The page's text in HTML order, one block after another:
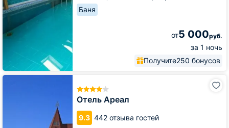
Баня
от5 000руб.
за 1 ночь
Получите250 бонусов
Отель Ареал
9.3 442 отзыва гостей
Отель